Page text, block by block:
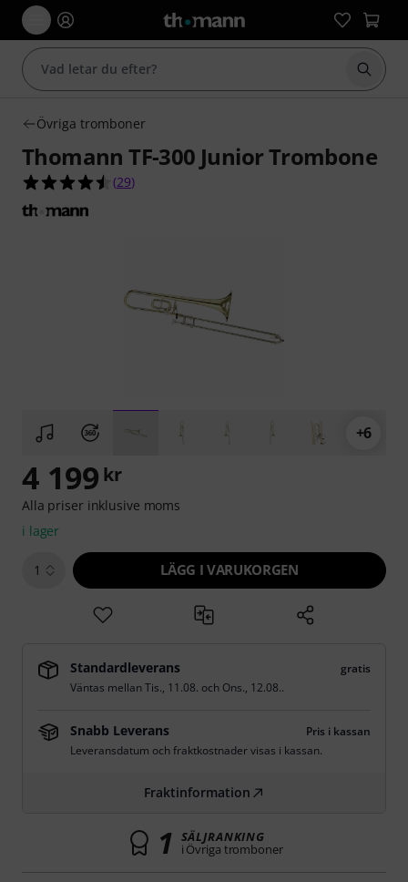
Börja
Övriga tromboner
Thomann TF-300 Junior Trombone
4.5 av 5 stjärnor från 29 kundbetyg
(29)
+6
4 199 kr
Alla priser inklusive moms
i lager
1 LÄGG I VARUKORGEN
Standardleverans
gratis
Väntas mellanTis., 11.08. och Ons., 12.08..
Snabb Leverans
Pris i kassan
Leveransdatum och fraktkostnader visas i kassan.
Fraktinformation
1 SÄLJRANKING
i Övriga tromboner